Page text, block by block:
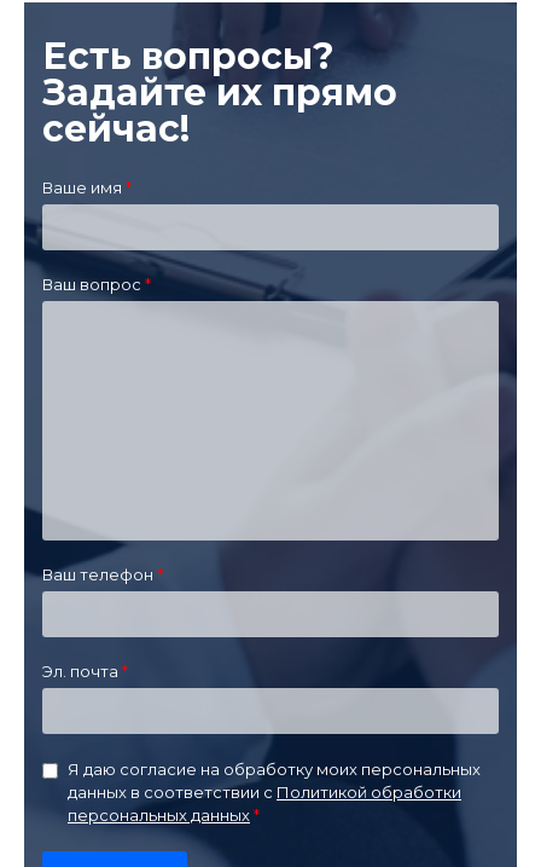
Есть вопросы?
Задайте их прямо
сейчас!
Ваше имя
Ваш вопрос
Ваш телефон
Эл. почта
Я даю согласие на обработку моих персональных
данных в соответствии с Политикой обработки
персональных данных